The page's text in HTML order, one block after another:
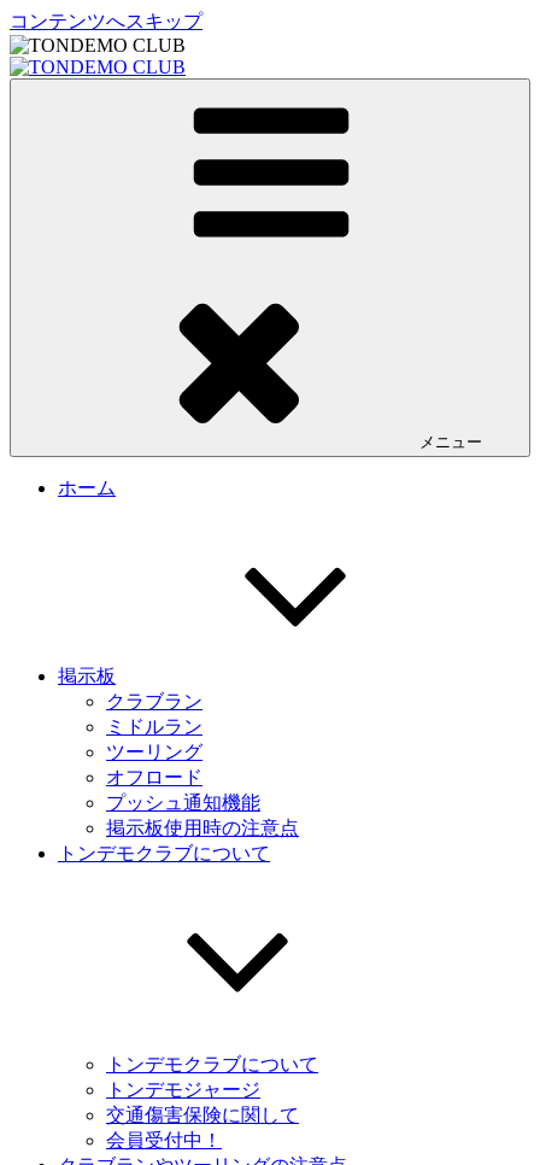
コンテンツへスキップ
トンデモクラブ公式サイト
メニュー
ホーム
掲示板
クラブラン
ミドルラン
ツーリング
オフロード
プッシュ通知機能
掲示板使用時の注意点
トンデモクラブについて
トンデモクラブについて
トンデモジャージ
交通傷害保険に関して
会員受付中！